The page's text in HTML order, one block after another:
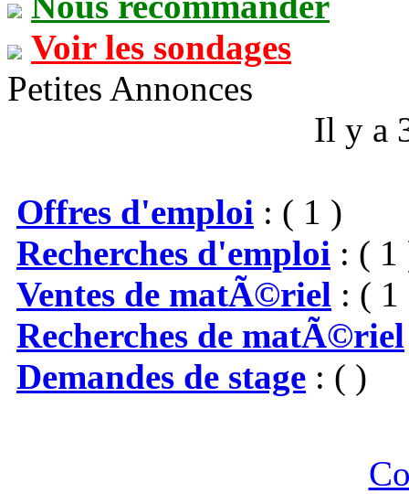
Voir les sondages
Petites Annonces
Il y a
Offres d'emploi : ( 1 )
Recherches d'emploi : ( 1
Ventes de matÃ©riel : ( 1
Recherches de matÃ©riel
Demandes de stage : ( )